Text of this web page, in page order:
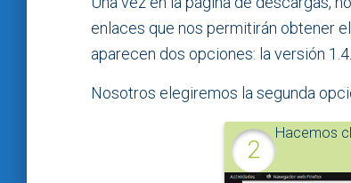
enlaces que nos permitirán obtener
aparecen dos opciones: la versión
Nosotros elegiremos la segunda
Hacemos